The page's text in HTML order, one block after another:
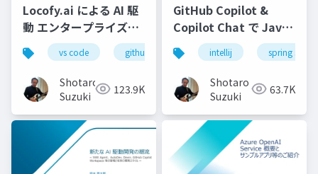
Locofy.ai による AI 駆
動 エンタープライズフ
ロンドエンド開発実践-
s
vs code github copilot gemini locofy.ai
Shotaro
Suzuki
123.9K
GitHub Copilot &
Copilot Chat で Java
コーディングを最大限
効率化する-配布用
intellij spring starter
Shotaro
Suzuki
63.7K